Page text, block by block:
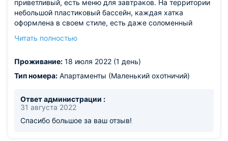
приветливый, есть меню для завтраков. На территории
небольшой пластиковый бассейн, каждая хатка
оформлена в своем стиле, есть даже соломенный
как бы не для купания и отдыха пляжной полосы нет, но
Из недостатков: нет
Читать полностью
Проживание: 18 июля 2022 (1 день)
Тип номера: Апартаменты (Маленький охотничий)
Ответ администрации :
31 августа 2022
Спасибо большое за ваш отзыв!